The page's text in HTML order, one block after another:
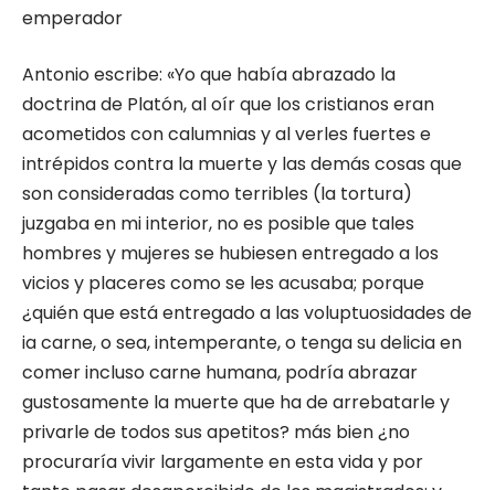
emperador
Antonio escribe: «Yo que había abrazado la
doctrina de Platón, al oír que los cristianos eran
acometidos con calumnias y al verles fuertes e
intrépidos contra la muerte y las demás cosas que
son consideradas como terribles (la tortu­ra)
juzgaba en mi interior, no es posible que tales
hombres y mujeres se hubiesen entrega­do a los
vicios y placeres como se les acusaba; porque
¿quién que está entregado a las volup­tuosidades de
ia carne, o sea, intemperante, o tenga su delicia en
comer incluso carne hu­mana, podría abrazar
gustosamente la muerte que ha de arrebatarle y
privarle de todos sus apetitos? más bien ¿no
procuraría vivir larga­mente en esta vida y por